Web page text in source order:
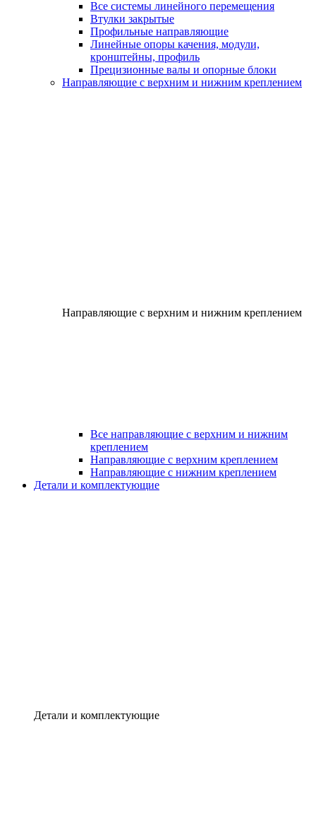
Все системы линейного перемещения
Втулки закрытые
Профильные направляющие
Линейные опоры качения, модули,
кронштейны, профиль
Прецизионные валы и опорные блоки
Направляющие с верхним и нижним креплением
Направляющие с верхним и нижним креплением
Все направляющие с верхним и нижним
креплением
Направляющие с верхним креплением
Направляющие с нижним креплением
Детали и комплектующие
Детали и комплектующие